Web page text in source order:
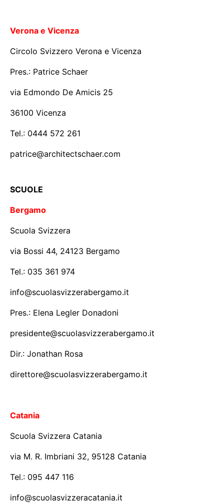
Verona e Vicenza
Circolo Svizzero Verona e Vicenza
Pres.: Patrice Schaer
via Edmondo De Amicis 25
36100 Vicenza
Tel.: 0444 572 261
patrice@architectschaer.com
SCUOLE
Bergamo
Scuola Svizzera
via Bossi 44, 24123 Bergamo
Tel.: 035 361 974
info@scuolasvizzerabergamo.it
Pres.: Elena Legler Donadoni
presidente@scuolasvizzerabergamo.it
Dir.: Jonathan Rosa
direttore@scuolasvizzerabergamo.it
Catania
Scuola Svizzera Catania
via M. R. Imbriani 32, 95128 Catania
Tel.: 095 447 116
info@scuolasvizzeracatania.it